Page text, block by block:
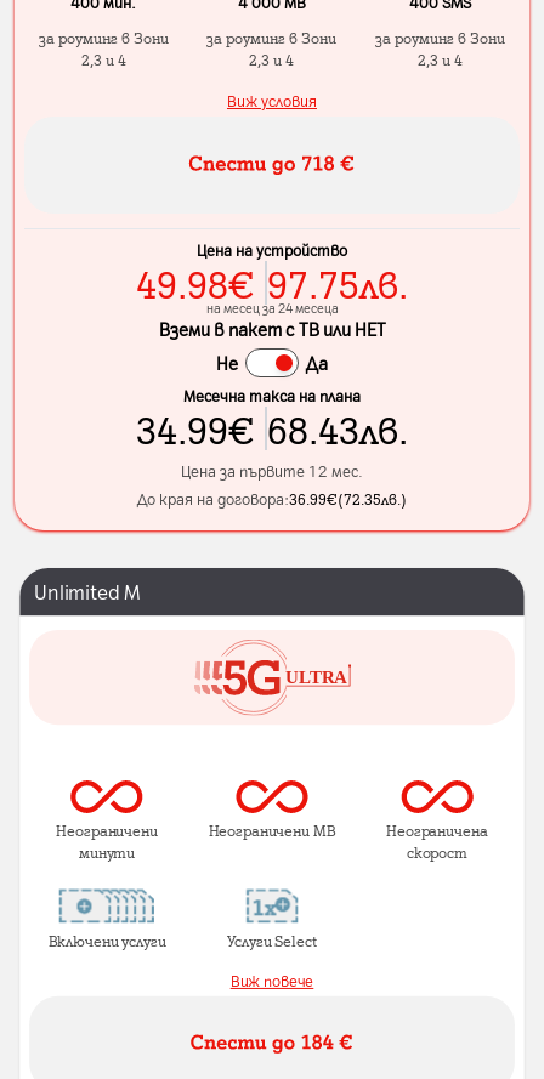
за роуминг в Зони
2,3 и 4
за роуминг в Зони
2,3 и 4
за роуминг в Зони
2,3 и 4
Виж условия
Цена на устройство
49.98€ 97.75лв.
на месец за 24 месеца
Вземи в пакет с ТВ или НЕТ
Не
Да
Месечна такса на плана
34.99€ 68.43лв.
Цена за първите 12 мес.
До края на договора:36.99€(72.35лв. )
Unlimited M
Неограничени
минути
Неограничени MB Неограничена
скорост
Включени услуги Услуги Select
Виж повече